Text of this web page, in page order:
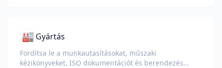
🏭 Gyártás
Fordítsa le a munkautasításokat, műszaki
kézikönyveket, ISO dokumentációt és berendezés